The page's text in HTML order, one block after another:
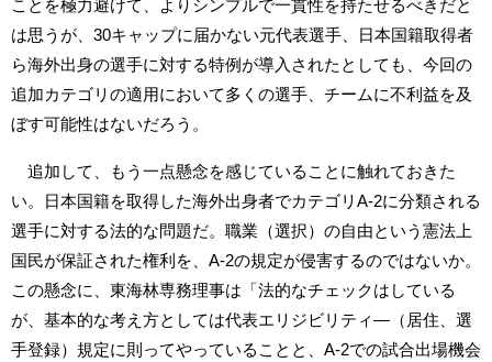
ことを極力避けて、よりシンプルで一貫性を持たせるべきだと
は思うが、30キャップに届かない元代表選手、日本国籍取得者
ら海外出身の選手に対する特例が導入されたとしても、今回の
追加カテゴリの適用において多くの選手、チームに不利益を及
ぼす可能性はないだろう。
追加して、もう一点懸念を感じていることに触れておきた
い。日本国籍を取得した海外出身者でカテゴリA-2に分類される
選手に対する法的な問題だ。職業（選択）の自由という憲法上
国民が保証された権利を、A-2の規定が侵害するのではないか。
この懸念に、東海林専務理事は「法的なチェックはしている
が、基本的な考え方としては代表エリジビリティ―（居住、選
手登録）規定に則ってやっていることと、A-2での試合出場機会